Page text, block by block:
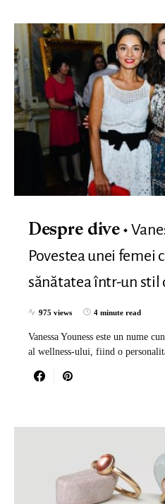
Despre dive
Povestea unei femei
sănătatea într-un stil
975 views 4 minute read
Vanessa Youness este un nume
al wellness-ului, fiind o